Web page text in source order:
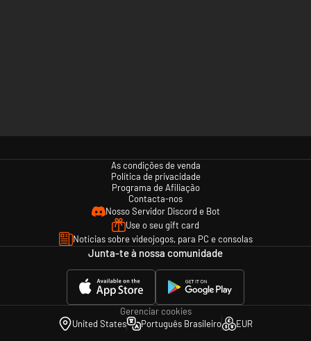
As condições de venda
Política de privacidade
Programa de Afiliação
Contacta-nos
Nosso Servidor Discord e Bot
Use o seu gift card
Notícias sobre videojogos, para PC e consolas
Junta-te à nossa comunidade
Gerenciar cookies
United States
Português Brasileiro EUR